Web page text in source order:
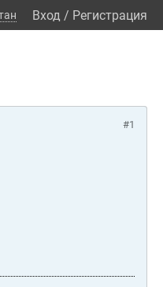
Вход / Регистрация
#1